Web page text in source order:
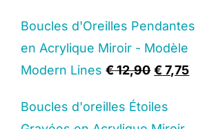
Boucles d'Oreilles Pendantes
en Acrylique Miroir - Modèle
Modern Lines €12,90 Original
was:
€7,75
Boucles d'oreilles Étoiles